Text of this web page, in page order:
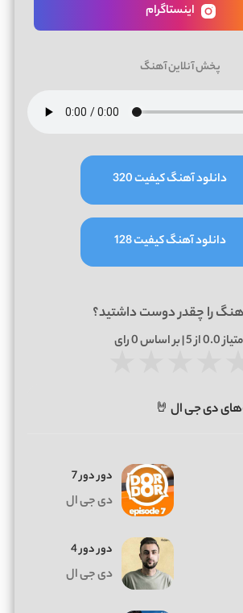
اینستاگرام
پخش آنلاین آهنگ
دانلود آهنگ کیفیت 320
دانلود آهنگ کیفیت 128
را چقدر دوست داشتید؟
0.0از 5 | بر اساس 0رای
دی جی ال 🤘
دور دور 7
دی جی ال
دور دور 4
دی جی ال